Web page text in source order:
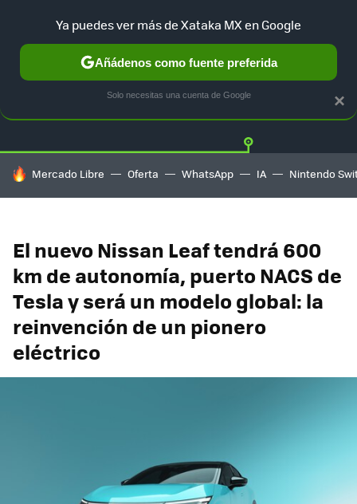
TESLA UBER AUTO ELECTRICO Twitter
HOY SE HABLA DE
Mercado Libre Oferta WhatsApp IA Nintendo
El nuevo Nissan Leaf tendrá 600
km de autonomía, puerto NACS de
Tesla y será un modelo global: la
reinvención de un pionero
eléctrico
×
Ya puedes ver más de Xataka MX en Google
Añádenos como fuente preferida
Solo necesitas una cuenta de Google